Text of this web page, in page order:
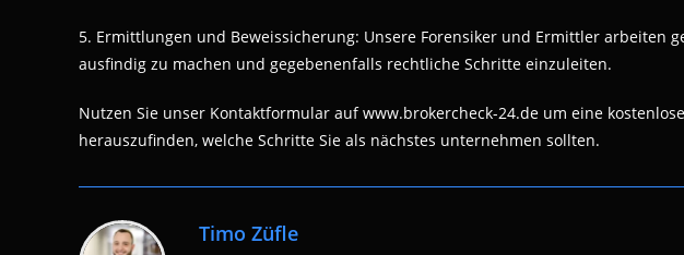
5. Ermittlungen und Beweissicherung: Unsere Forensiker und Ermittler arbeiten
ausfindig zu machen und gegebenenfalls rechtliche Schritte einzuleiten.
Nutzen Sie unser Kontaktformular auf www.brokercheck-24.de um eine
herauszufinden, welche Schritte Sie als nächstes unternehmen sollten.
Timo Züfle